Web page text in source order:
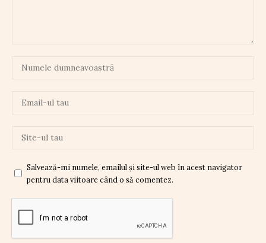
Salvează-mi numele, emailul și site-ul web în acest navigator
pentru data viitoare când o să comentez.